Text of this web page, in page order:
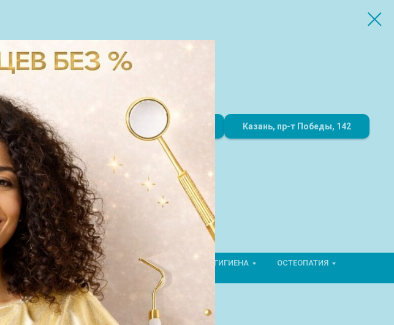
пн-сб: с 9.00-20.00
вс: с 10.00 до 18.00
8 (843) 216-51-00 Казань, пр-т Победы, 142
ИМПЛАНТАЦИЯ ОРТОПЕДИЯ ГИГИЕНА
ОСТЕОПАТИЯ
даже при глубоком поддесневом дефекте